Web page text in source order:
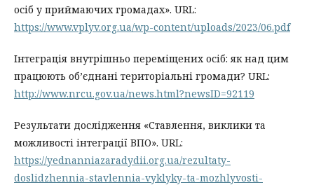
осіб у приймаючих громадах». URL:
https://www.vplyv.org.ua/wp-content/uploads/2023/06.pdf
Інтеграція внутрішньо переміщених осіб: як над цим
працюють об’єднані територіальні громади? URL:
http://www.nrcu.gov.ua/news.html?newsID=92119
Результати дослідження «Ставлення, виклики та
можливості інтеграції ВПО». URL:
https://yednanniazaradydii.org.ua/rezultaty-
doslidzhennia-stavlennia-vyklyky-ta-mozhlyvosti-